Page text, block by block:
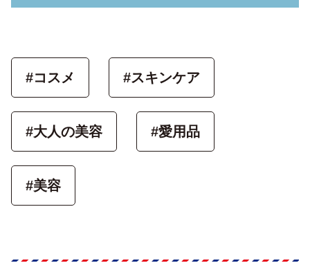
#コスメ #スキンケア
#大人の美容 #愛用品
#美容